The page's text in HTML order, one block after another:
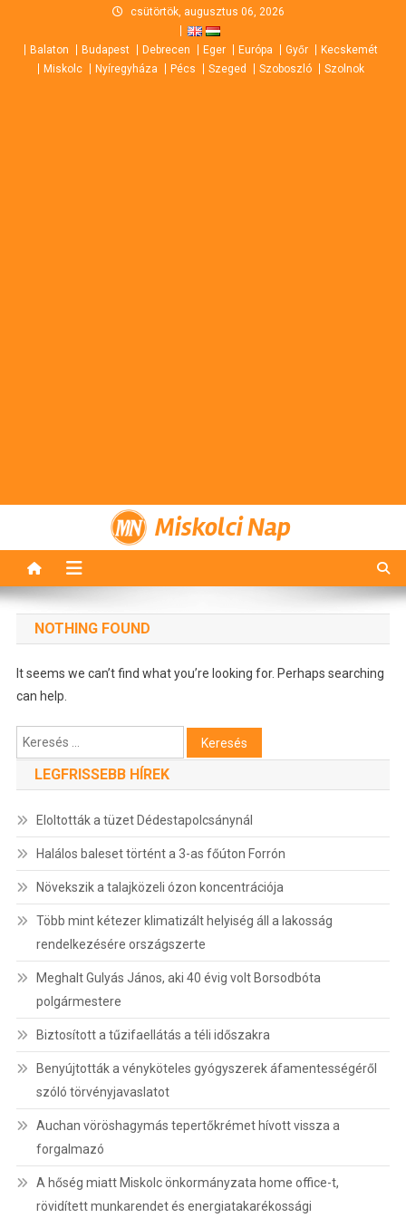
content
csütörtök, augusztus 06, 2026
Balaton Budapest Debrecen Eger Európa Győr
Kecskemét
Miskolc
Nyíregyháza Pécs Szeged Szoboszló Szolnok
Miskolci Nap
NOTHING FOUND
It seems we can’t find what you’re looking for. Perhaps searching
can help.
Keresés:
LEGFRISSEBB HÍREK
Eloltották a tüzet Dédestapolcsánynál
Halálos baleset történt a 3-as főúton Forrón
Növekszik a talajközeli ózon koncentrációja
Több mint kétezer klimatizált helyiség áll a lakosság
rendelkezésére országszerte
Meghalt Gulyás János, aki 40 évig volt Borsodbóta
polgármestere
Biztosított a tűzifaellátás a téli időszakra
Benyújtották a vényköteles gyógyszerek áfamentességéről
szóló törvényjavaslatot
Auchan vöröshagymás tepertőkrémet hívott vissza a
forgalmazó
A hőség miatt Miskolc önkormányzata home office-t,
rövidített munkarendet és energiatakarékossági